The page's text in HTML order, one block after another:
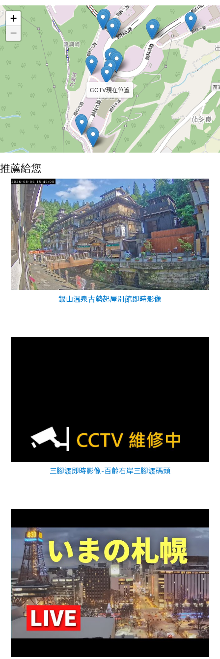
CCTV現在位置
+
−
推薦給您
銀山温泉古勢起屋別館即時影像
三腳渡即時影像-百齡右岸三腳渡碼頭